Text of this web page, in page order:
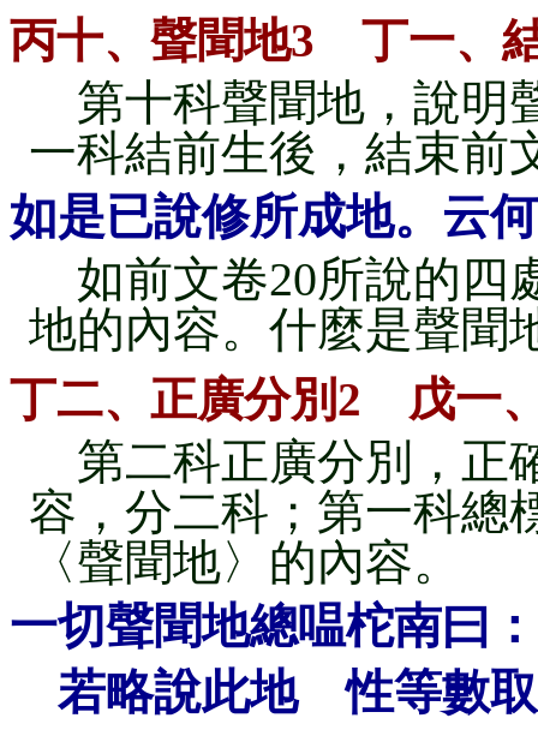
丙十、聲聞地3 丁一、
第十科聲聞地，說明
一科結前生後，結束前
如是已說修所成地。云
如前文卷20所說的四
地的內容。什麼是聲聞
丁二、正廣分別2 戊一
第二科正廣分別，正
容，分二科；第一科總
〈聲聞地〉的內容。
一切聲聞地總嗢柁南曰：
若略說此地 性等數